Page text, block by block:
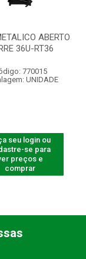
ABERTO
36U-RT36
770015
UNIDADE
seu login ou
se para
preços e
comprar